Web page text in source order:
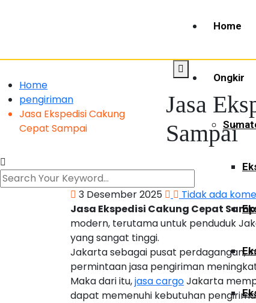
Home
Ongkir
Home
pengiriman
Jasa Ekspedisi Cakung
Cepat Sampai
Jasa
Sampai
3 Desember 2025
Tidak ada
Jasa Ekspedisi Cakung Cepat
modern, terutama untuk penduduk
yang sangat tinggi.
Jakarta sebagai pusat perdagangan,
permintaan jasa pengiriman
Maka dari itu,jasa cargoJakarta
dapat memenuhi kebutuhan